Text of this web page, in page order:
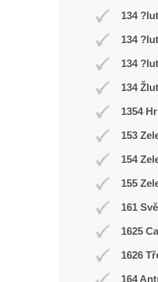
134 ?lut
134 ?lut
134 ?lut
134
1354
153
154
155
161
1625
1626
164